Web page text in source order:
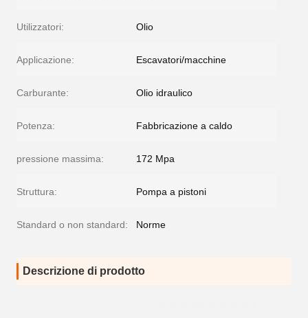
Utilizzatori: Olio
Applicazione: Escavatori/macchine
Carburante: Olio idraulico
Potenza: Fabbricazione a caldo
pressione massima: 172 Mpa
Struttura: Pompa a pistoni
Standard o non standard: Norme
Descrizione di prodotto